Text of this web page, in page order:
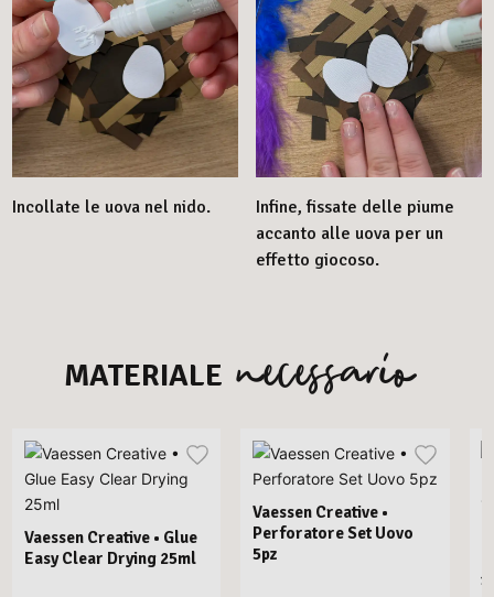
Incollate le uova nel nido.
Infine, fissate delle piume
accanto alle uova per un
effetto giocoso.
MATERIALE necessario
Vaessen Creative • Glue
Easy Clear Drying 25ml
Vaessen Creative •
Perforatore Set Uovo
5pz